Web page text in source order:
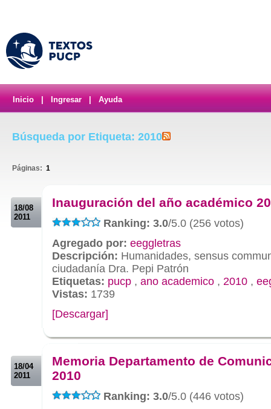
Inicio Ingresar Ayuda
Búsqueda por Etiqueta: 2010
Páginas: 1
18/08
2011
Inauguración del año académico
Ranking: 3.0/5.0 (256 votos)
Agregado por: eeggletras
Descripción: Humanidades, sensus
ciudadanía Dra. Pepi Patrón
Etiquetas: pucp , ano academico , 2010 ,
Vistas: 1739
[Descargar]
18/04
2011
Memoria Departamento de
2010
Ranking: 3.0/5.0 (446 votos)